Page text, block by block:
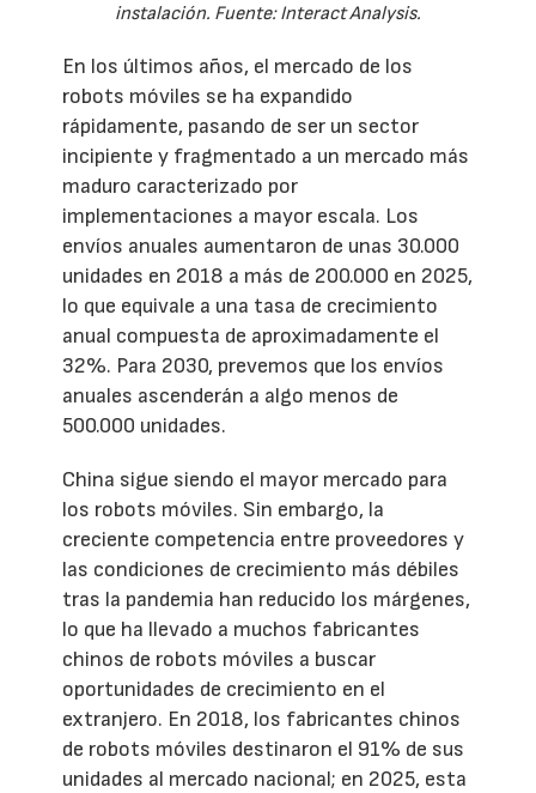
instalación. Fuente: Interact Analysis.
En los últimos años, el mercado de los
robots móviles se ha expandido
rápidamente, pasando de ser un sector
incipiente y fragmentado a un mercado más
maduro caracterizado por
implementaciones a mayor escala. Los
envíos anuales aumentaron de unas 30.000
unidades en 2018 a más de 200.000 en 2025,
lo que equivale a una tasa de crecimiento
anual compuesta de aproximadamente el
32%. Para 2030, prevemos que los envíos
anuales ascenderán a algo menos de
500.000 unidades.
China sigue siendo el mayor mercado para
los robots móviles. Sin embargo, la
creciente competencia entre proveedores y
las condiciones de crecimiento más débiles
tras la pandemia han reducido los márgenes,
lo que ha llevado a muchos fabricantes
chinos de robots móviles a buscar
oportunidades de crecimiento en el
extranjero. En 2018, los fabricantes chinos
de robots móviles destinaron el 91% de sus
unidades al mercado nacional; en 2025, esta